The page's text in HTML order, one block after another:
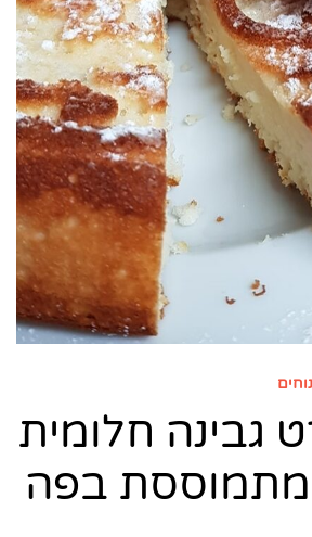
גבינה חלומית
מתמוססת בפה